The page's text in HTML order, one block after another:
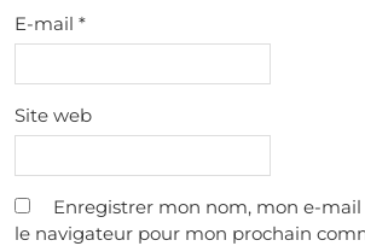
E-mail *
Site web
Enregistrer mon nom, mon e-
le navigateur pour mon prochain